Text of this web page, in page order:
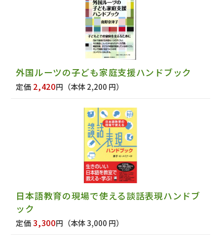
外国ルーツの子ども家庭支援ハンドブック
定価 2,420円 （本体 2,200 円）
日本語教育の現場で使える談話表現ハンドブ
ック
定価3,300円 （本体 3,000 円）